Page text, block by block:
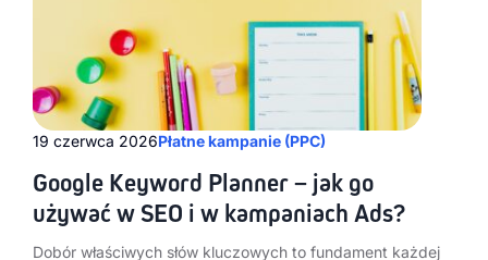
19 czerwca 2026Płatne kampanie (PPC)
Google Keyword Planner – jak go
używać w SEO i w kampaniach Ads?
Dobór właściwych słów kluczowych to fundament każdej